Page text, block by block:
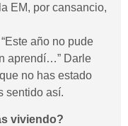
EM, por cansancio,
año no pude
aprendí…” Darle
no has estado
sentido así.
viviendo?